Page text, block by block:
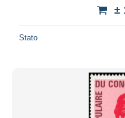
±
Stato